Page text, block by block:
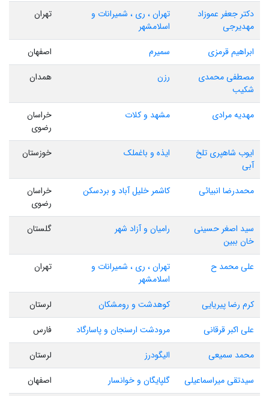
دکتر جعفر عموزاد
مهدیرجی
تهران ، ری ، شمیرانات و
اسلامشهر
تهران
ابراهیم قرمزی سمیرم
اصفهان
مصطفی محمدی
شکیب
رزن همدان
مهدیه مرادی مشهد و کلات
خراسان
رضوی
ایوب شاهپری تلخ
آبی
ایذه و باغملک خوزستان
محمدرضا انبیائی کاشمر خلیل آباد و بردسکن
خراسان
رضوی
سید اصغر حسینی
خان ببین
رامیان و آزاد شهر گلستان
علی محمد ح
تهران ، ری ، شمیرانات و
اسلامشهر
تهران
کرم رضا پیریایی کوهدشت و رومشکان
لرستان
علی اکبر قرقانی
مرودشت ارسنجان و پاسارگاد
فارس
محمد سمیعی
الیگودرز
لرستان
سیدتقی میراسماعیلی
گلپایگان و خوانسار
اصفهان